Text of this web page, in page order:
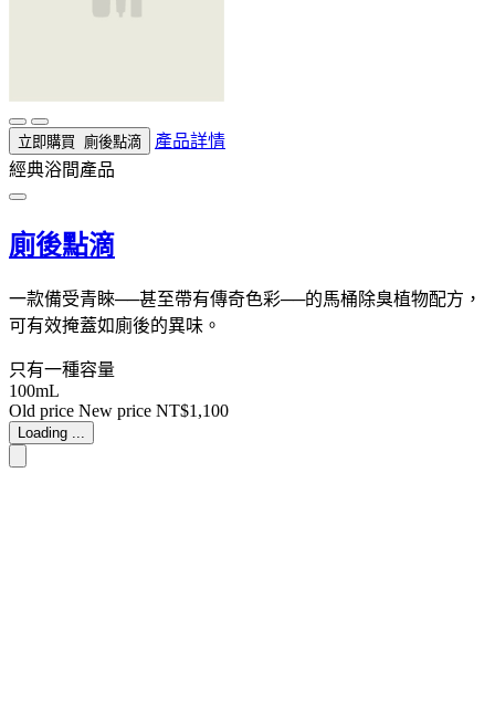
立即購買 廁後點滴
產品詳情
經典浴間產品
廁後點滴
一款備受青睞──甚至帶有傳奇色彩──的馬桶除臭植物配方，
可有效掩蓋如廁後的異味。
只有一種容量
100mL
Old price New price NT$1,100
Loading ...